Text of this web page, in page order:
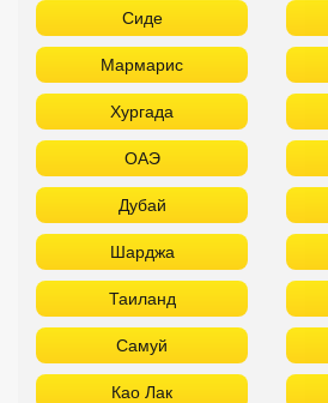
Сиде
Мармарис
Хургада
ОАЭ
Дубай
Шарджа
Таиланд
Самуй
Као Лак